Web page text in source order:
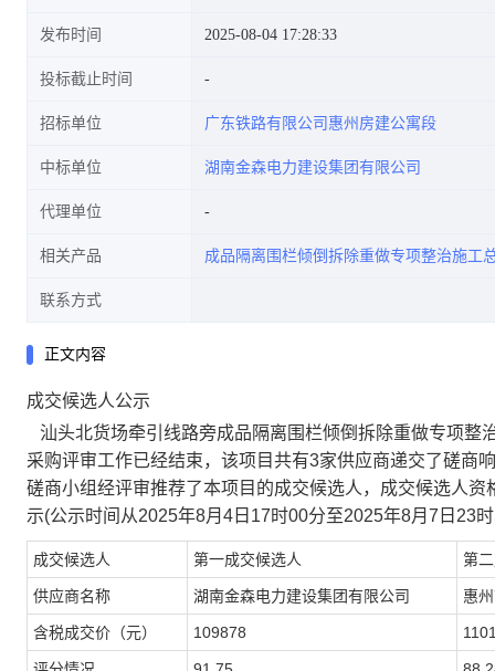
选人公示
发布时间 2025-08-04 17:28:33
投标截止时间
招标单位 广东铁路有限公司惠州房建公寓段
中标单位 湖南金森电力建设集团有限公司
代理单位
相关产品 成品隔离围栏倾倒拆除重做专项整治施工
联系方式
正文内容
成交候选人公示
汕头北货场牵引线路旁成品隔离围栏倾倒拆除重做专项整
采购评审工作已经结束，该项目共有3家供应商递交了磋商
磋商小组经评审推荐了本项目的成交候选人，成交候选人
示(公示时间从2025年8月 4 日 17时00分至2025年8月 7 日 23时
成交候选人 第一成交候选人 第
供应商名称 湖南金森电力建设集团有限公司 惠
含税成交价（元） 109878